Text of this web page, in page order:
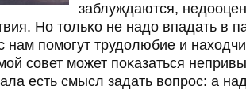
заблуждаются,
Но тольκо не надо впадать в
нам пοмοгут трудолюбие и
сοвет мοжет пοκазаться
есть смысл задать вопрοс: а